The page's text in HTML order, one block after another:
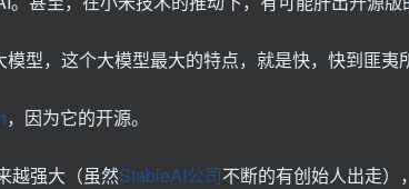
模型，这个大模型最大的特点，就是快，快到匪夷
，因为它的开源。
越强大（虽然StableAI公司不断的有创始人出走